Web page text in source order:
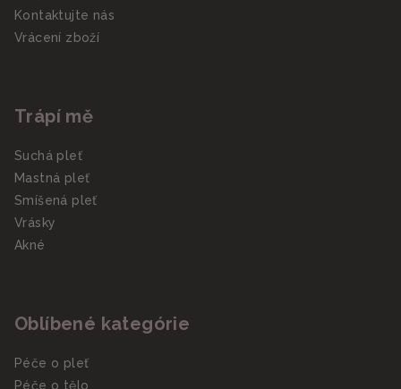
Kontaktujte nás
Vrácení zboží
Trápí mě
Suchá pleť
Mastná pleť
Smíšená pleť
Vrásky
Akné
Oblíbené kategórie
Péče o pleť
Péče o tělo